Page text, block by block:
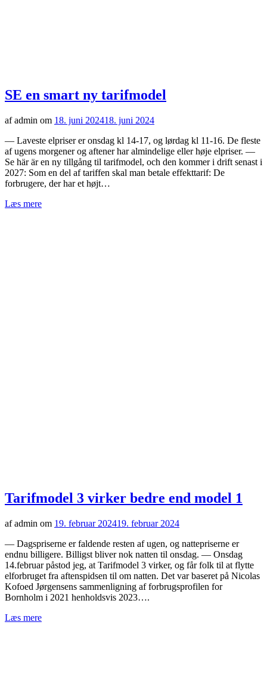
SE en smart ny tarifmodel
af admin om 18. juni 202418. juni 2024
— Laveste elpriser er onsdag kl 14-17, og lørdag kl 11-16. De fleste
af ugens morgener og aftener har almindelige eller høje elpriser. —
Se här är en ny tillgång til tarifmodel, och den kommer i drift senast i
2027: Som en del af tariffen skal man betale effekttarif: De
forbrugere, der har et højt…
Læs mere
Tarifmodel 3 virker bedre end model 1
af admin om 19. februar 202419. februar 2024
— Dagspriserne er faldende resten af ugen, og nattepriserne er
endnu billigere. Billigst bliver nok natten til onsdag. — Onsdag
14.februar påstod jeg, at Tarifmodel 3 virker, og får folk til at flytte
elforbruget fra aftenspidsen til om natten. Det var baseret på Nicolas
Kofoed Jørgensens sammenligning af forbrugsprofilen for
Bornholm i 2021 henholdsvis 2023….
Læs mere